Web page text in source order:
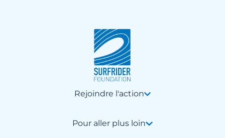
Rejoindre l'action
Pour aller plus loin